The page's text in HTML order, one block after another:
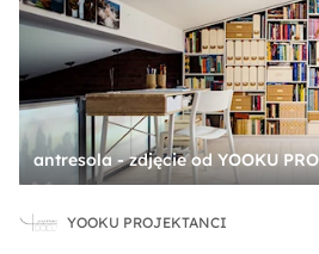
antresola - zdjęcie od YOOKU
YOOKU PROJEKTANCI